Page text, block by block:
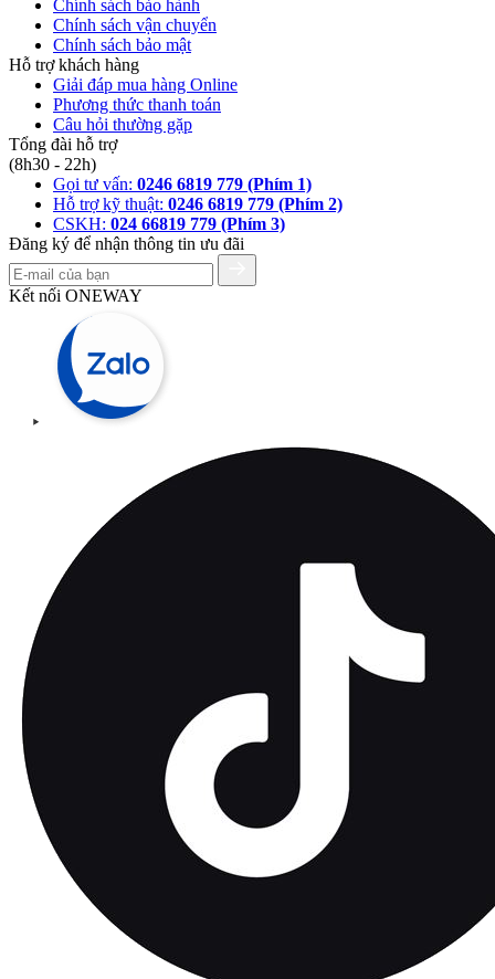
Chính sách bảo hành
Chính sách vận chuyển
Chính sách bảo mật
Hỗ trợ khách hàng
Giải đáp mua hàng Online
Phương thức thanh toán
Câu hỏi thường gặp
Tổng đài hỗ trợ
(8h30 - 22h)
Gọi tư vấn: 0246 6819 779 (Phím 1)
Hỗ trợ kỹ thuật: 0246 6819 779 (Phím 2)
CSKH: 024 66819 779 (Phím 3)
Đăng ký để nhận thông tin ưu đãi
Kết nối ONEWAY